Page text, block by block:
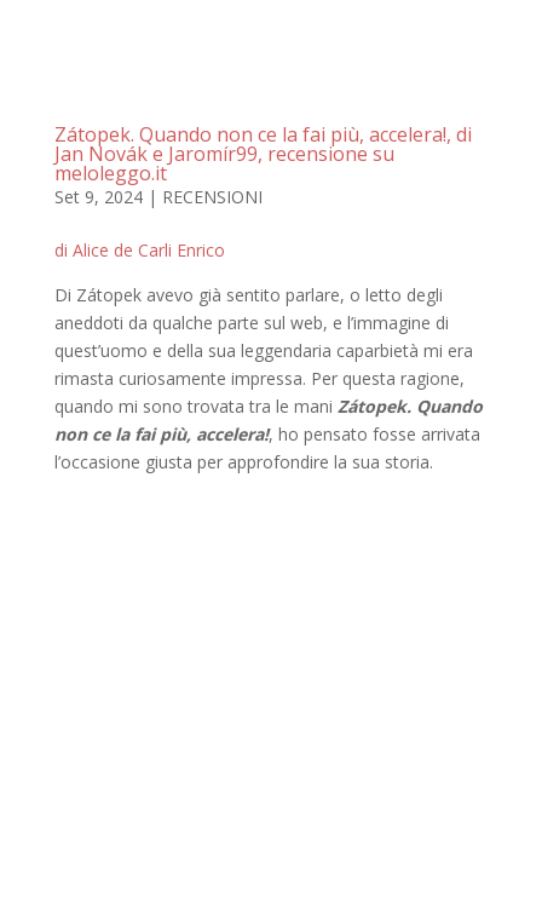
Zátopek. Quando non ce la fai più, accelera!, di
Jan Novák e Jaromír99, recensione su
meloleggo.it
Set 9, 2024| RECENSIONI
di Alice de Carli Enrico
Di Zátopek avevo già sentito parlare, o letto degli
aneddoti da qualche parte sul web, e l’immagine di
quest’uomo e della sua leggendaria caparbietà mi era
rimasta curiosamente impressa. Per questa ragione,
quando mi sono trovata tra le mani Zátopek. Quando
non ce la fai più, accelera!, ho pensato fosse arrivata
l’occasione giusta per approfondire la sua storia.